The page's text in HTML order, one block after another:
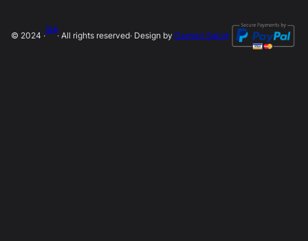
© 2024 ·
SLip
· All rights reserved· Design by Damien Salort